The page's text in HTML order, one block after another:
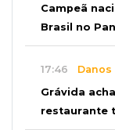
Campeã
Brasil no
17:46 Danos
Grávida
restaurante